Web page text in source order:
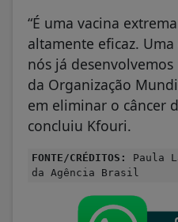
“É uma vacina
altamente eficaz.
nós já
da Organização
em eliminar o câncer
concluiu Kfouri.
FONTE/CRÉDITOS:
Paula
da Agência Brasil